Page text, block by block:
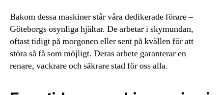
Bakom dessa maskiner står våra dedikerade förare –
Göteborgs osynliga hjältar. De arbetar i skymundan,
oftast tidigt på morgonen eller sent på kvällen för att
störa så få som möjligt. Deras arbete garanterar en
renare, vackrare och säkrare stad för oss alla.